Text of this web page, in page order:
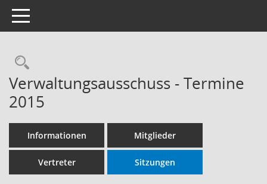
Toggle navigation
Rechercheauswahl
Verwaltungsausschuss - Termine
2015
Informationen Mitglieder
Vertreter Sitzungen